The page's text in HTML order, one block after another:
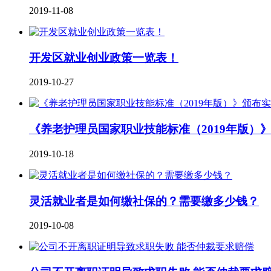
2019-11-08
开发区就业创业政策一览表！
2019-10-27
《养老护理员国家职业技能标准（2019年版）
2019-10-18
灵活就业者是如何缴社保的？需要缴多少钱？
2019-10-08